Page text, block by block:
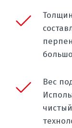
Вес